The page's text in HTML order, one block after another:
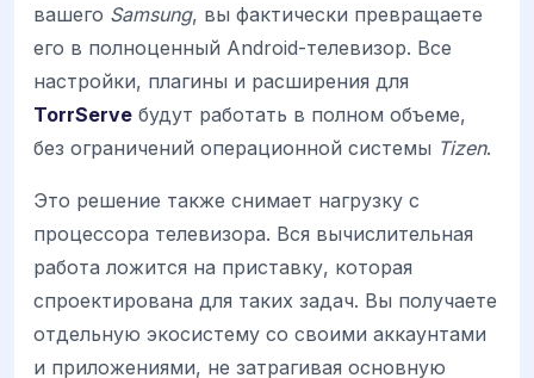
вашего Samsung, вы фактически превращаете
его в полноценный Android-телевизор. Все
настройки, плагины и расширения для
TorrServe будут работать в полном объеме,
без ограничений операционной системы Tizen.
Это решение также снимает нагрузку с
процессора телевизора. Вся вычислительная
работа ложится на приставку, которая
спроектирована для таких задач. Вы получаете
отдельную экосистему со своими аккаунтами
и приложениями, не затрагивая основную